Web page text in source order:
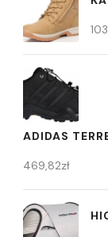
ADIDAS
469,82zł